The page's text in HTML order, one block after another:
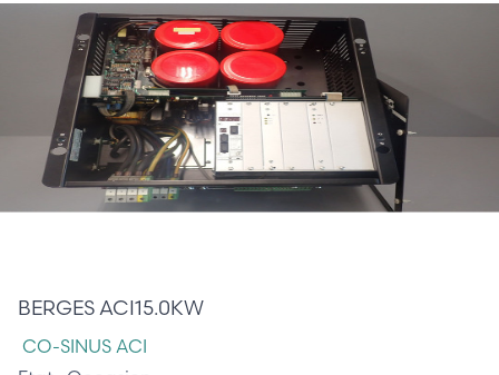
BERGES ACI15.0KW
CO-SINUS ACI